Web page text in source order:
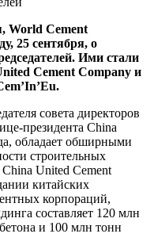
World Cement
25 сентября, о
Ими стали
Cement Company и
совета директоров
президента China
обладает обширными
строительных
United Cement
китайских
корпораций,
составляет 120 млн
и 100 млн тонн